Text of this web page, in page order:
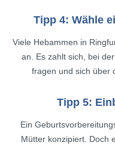
Tipp 4: Wähle
Viele Hebammen in
an. Es zahlt sich, bei
fragen und sich über
Tipp 5:
Ein
Mütter konzipiert. Doch